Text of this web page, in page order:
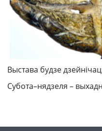
Выстава будзе
Субота–нядзеля –